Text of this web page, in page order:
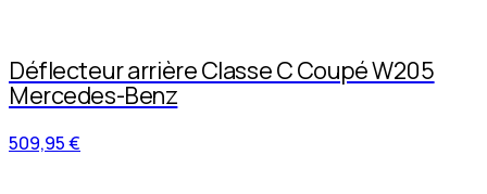
Déflecteur arrière Classe C Coupé W205
Mercedes-Benz
509,95 €